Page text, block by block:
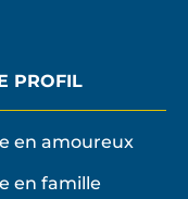
PROFIL
en amoureux
en famille